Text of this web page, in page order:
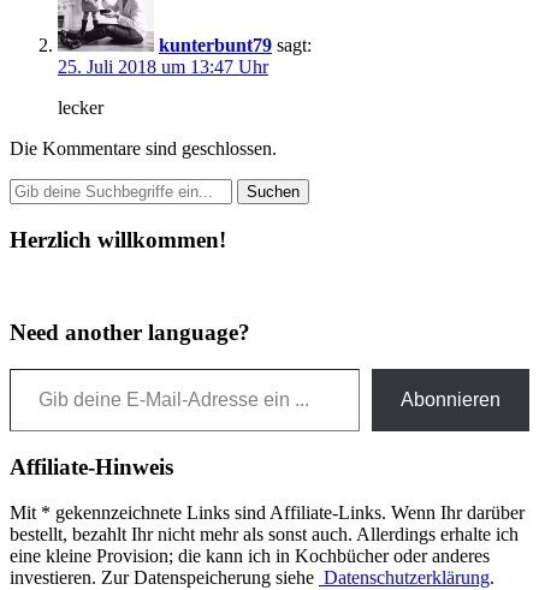
kunterbunt79 sagt:
25. Juli 2018 um 13:47 Uhr
lecker
Die Kommentare sind geschlossen.
Herzlich willkommen!
Need another language?
Gib deine E-Mail-Adresse ein ...
Abonnieren
Affiliate-Hinweis
Mit * gekennzeichnete Links sind Affiliate-Links. Wenn Ihr darüber
bestellt, bezahlt Ihr nicht mehr als sonst auch. Allerdings erhalte ich
eine kleine Provision; die kann ich in Kochbücher oder anderes
investieren. Zur Datenspeicherung siehe Datenschutzerklärung.